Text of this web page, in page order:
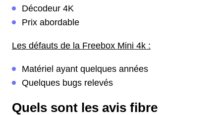
Décodeur 4K
Prix abordable
Les défauts de la Freebox Mini 4k :
Matériel ayant quelques années
Quelques bugs relevés
Quels sont les avis fibre